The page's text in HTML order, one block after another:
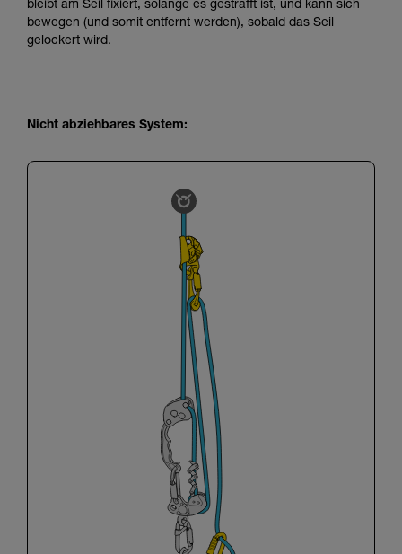
bleibt am Seil fixiert, solange es gestrafft ist, und kann sich
bewegen (und somit entfernt werden), sobald das Seil
gelockert wird.
Nicht abziehbares System: